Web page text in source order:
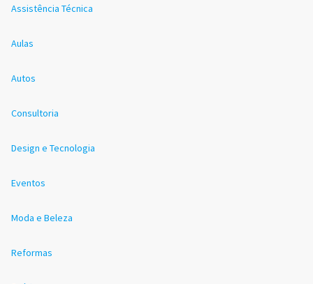
Assistência Técnica
Aulas
Autos
Consultoria
Design e Tecnologia
Eventos
Moda e Beleza
Reformas